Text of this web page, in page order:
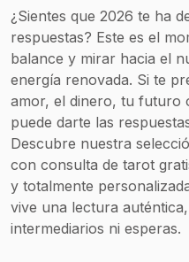
¿Sientes que 2026 te ha
respuestas? Este es el
balance y mirar hacia el
energía renovada. Si te
amor, el dinero, tu futuro
puede darte las
Descubre nuestra
con consulta de tarot
y totalmente
vive una lectura
intermediarios ni esperas.